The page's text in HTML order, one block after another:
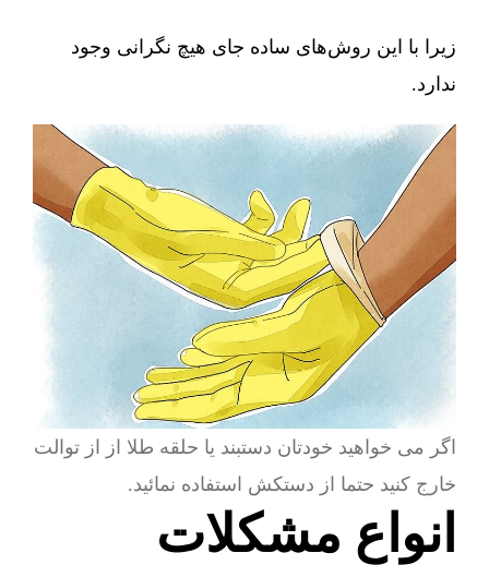
زیرا با این روش‌های ساده جای هیچ نگرانی وجود
ندارد.
اگر می خواهید خودتان دستبند یا حلقه طلا از از توالت
خارج کنید حتما از دستکش استفاده نمائید.
انواع مشکلات